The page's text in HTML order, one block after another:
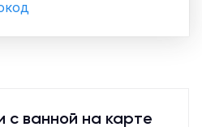
ванной на карте